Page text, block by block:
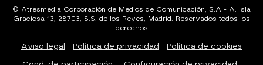
© Atresmedia Corporación de Medios de Comunicación, S.A - A. Isla
Graciosa 13, 28703, S.S. de los Reyes, Madrid. Reservados todos los
derechos
Aviso legal Política de privacidad Política de cookies